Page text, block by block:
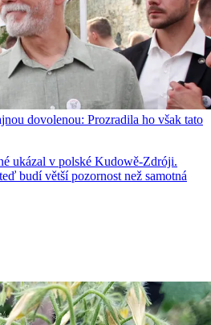
dovolenou: Prozradila ho však tato
ukázal v polské Kudowě-Zdróji.
budí větší pozornost než samotná